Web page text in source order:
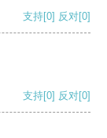
支持[0] 反对[0]
支持[0] 反对[0]